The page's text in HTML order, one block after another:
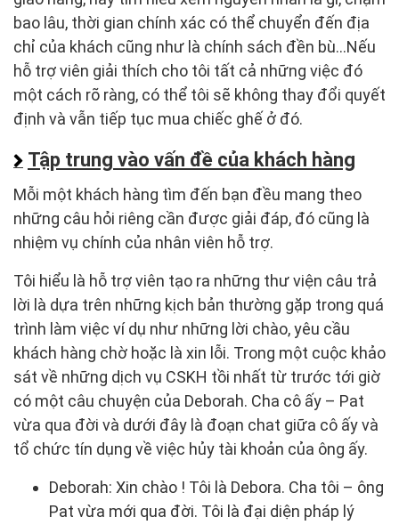
bao lâu, thời gian chính xác có thể chuyển đến địa
chỉ của khách cũng như là chính sách đền bù…Nếu
hỗ trợ viên giải thích cho tôi tất cả những việc đó
một cách rõ ràng, có thể tôi sẽ không thay đổi quyết
định và vẫn tiếp tục mua chiếc ghế ở đó.
Tập trung vào vấn đề của khách hàng
Mỗi một khách hàng tìm đến bạn đều mang theo
những câu hỏi riêng cần được giải đáp, đó cũng là
nhiệm vụ chính của nhân viên hỗ trợ.
Tôi hiểu là hỗ trợ viên tạo ra những thư viện câu trả
lời là dựa trên những kịch bản thường gặp trong quá
trình làm việc ví dụ như những lời chào, yêu cầu
khách hàng chờ hoặc là xin lỗi. Trong một cuộc khảo
sát về những dịch vụ CSKH tồi nhất từ trước tới giờ
có một câu chuyện của Deborah. Cha cô ấy – Pat
vừa qua đời và dưới đây là đoạn chat giữa cô ấy và
tổ chức tín dụng về việc hủy tài khoản của ông ấy.
Deborah: Xin chào ! Tôi là Debora. Cha tôi – ông
Pat vừa mới qua đời. Tôi là đại diện pháp lý